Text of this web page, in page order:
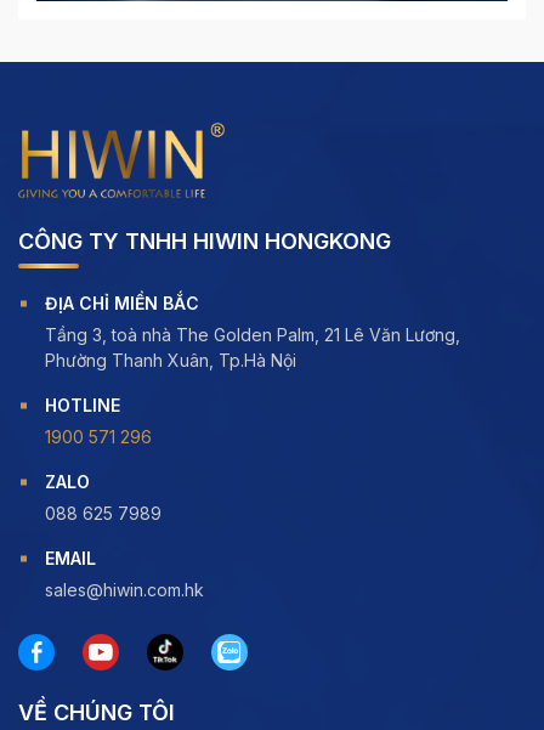
CÔNG TY TNHH HIWIN HONGKONG
ĐỊA CHỈ MIỀN BẮC
Tầng 3, toà nhà The Golden Palm, 21 Lê Văn Lương,
Phường Thanh Xuân, Tp.Hà Nội
HOTLINE
1900 571 296
ZALO
088 625 7989
EMAIL
sales@hiwin.com.hk
VỀ CHÚNG TÔI